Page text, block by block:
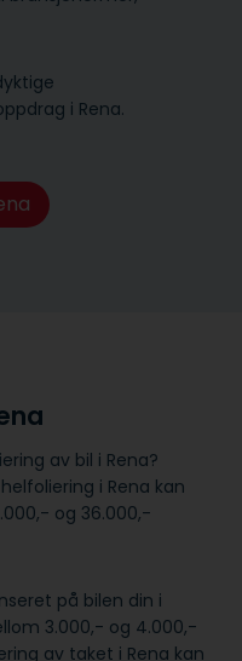
i Rena.
av bil i Rena?
i Rena kan
og 36.000,-
på bilen din i
3.000,- og 4.000,-
av taket i Rena kan